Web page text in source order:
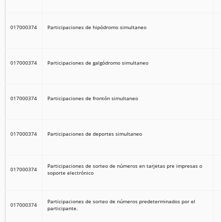
017000374 Participaciones de hipódromo simultaneo
017000374 Participaciones de galgódromo simultaneo
017000374 Participaciones de frontón simultaneo
017000374 Participaciones de deportes simultaneo
017000374
Participaciones de sorteo de números en tarjetas pre impresas o
soporte electrónico
017000374
Participaciones de sorteo de números predeterminados por el
participante.